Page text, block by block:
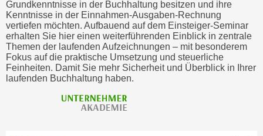
Grundkenntnisse in der Buchhaltung besitzen und ihre
Kenntnisse in der Einnahmen-Ausgaben-Rechnung
vertiefen möchten. Aufbauend auf dem Einsteiger-Seminar
erhalten Sie hier einen weiterführenden Einblick in zentrale
Themen der laufenden Aufzeichnungen – mit besonderem
Fokus auf die praktische Umsetzung und steuerliche
Feinheiten. Damit Sie mehr Sicherheit und Überblick in Ihrer
laufenden Buchhaltung haben.